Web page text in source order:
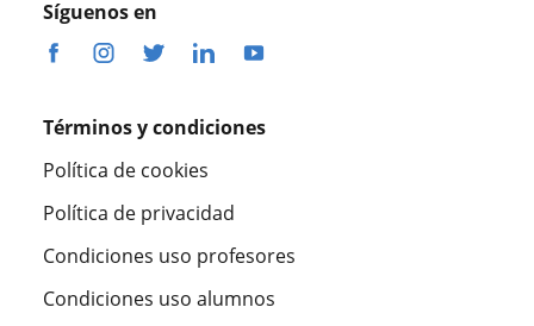
Síguenos en
Términos y condiciones
Política de cookies
Política de privacidad
Condiciones uso profesores
Condiciones uso alumnos